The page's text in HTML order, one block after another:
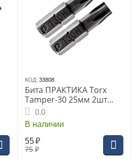
КОД: 33808
Бита ПРАКТИКА Torx
Tamper-30 25мм 2шт
блистер серия Профи
0.0
В наличии
75 ₽
55 ₽